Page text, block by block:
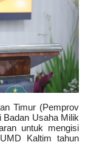
Timur (Pemprov
Badan Usaha Milik
untuk mengisi
Kaltim tahun